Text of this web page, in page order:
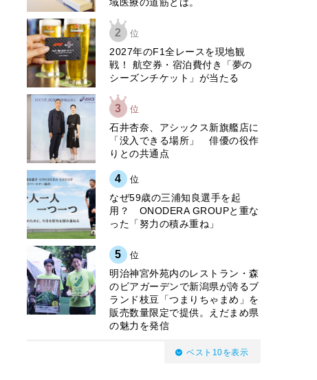
2 位
2027年のF1全レースを現地観
戦！ 航空券・宿泊費付き「夢の
シーズンチケット」が当たる
3 位
石井杏奈、アシックス新旗艦店に
「没入できる場所」 俳優の役作
りとの共通点
4 位
なぜ59歳の三浦知良選手を起
用？ ONODERA GROUPと重な
った「努力の積み重ね」
5 位
明治神宮外苑内のレストラン・森
のビアガーデンで新潟県が誇るブ
ランド枝豆「つまりちゃまめ」を
販売数量限定で提供。えだまめ県
の魅力を発信
ベスト10を表示